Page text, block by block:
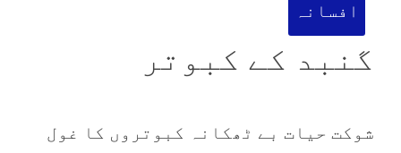
افسانہ
گنبد کے کبوتر
شوکت حیات بے ٹھکانہ کبوتروں کا غول